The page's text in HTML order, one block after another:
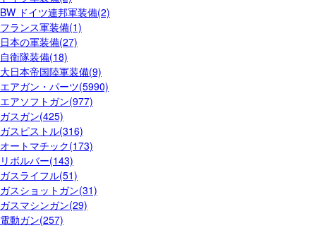
BW ドイツ連邦軍装備(2)
フランス軍装備(1)
日本の軍装備(27)
自衛隊装備(18)
大日本帝国陸軍装備(9)
エアガン・パーツ(5990)
エアソフトガン(977)
ガスガン(425)
ガスピストル(316)
オートマチック(173)
リボルバー(143)
ガスライフル(51)
ガスショットガン(31)
ガスマシンガン(29)
電動ガン(257)